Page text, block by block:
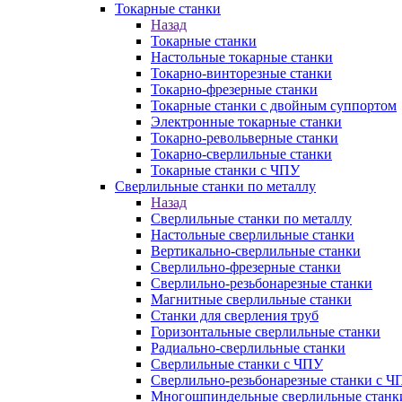
Токарные станки
Назад
Токарные станки
Настольные токарные станки
Токарно-винторезные станки
Токарно-фрезерные станки
Токарные станки с двойным суппортом
Электронные токарные станки
Токарно-револьверные станки
Токарно-сверлильные станки
Токарные станки с ЧПУ
Сверлильные станки по металлу
Назад
Сверлильные станки по металлу
Настольные сверлильные станки
Вертикально-сверлильные станки
Сверлильно-фрезерные станки
Сверлильно-резьбонарезные станки
Магнитные сверлильные станки
Станки для сверления труб
Горизонтальные сверлильные станки
Радиально-сверлильные станки
Сверлильные станки с ЧПУ
Сверлильно-резьбонарезные станки с
Многошпиндельные сверлильные